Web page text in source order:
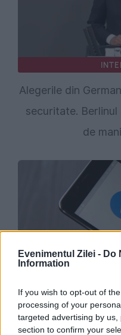
Evenimentul Zilei - Do
Information
If you wish to opt-out of
processing of your
targeted advertising by
section to confirm your
Alegerile din
securitate. Berlinul
de
Operațiune de
pe Telegram